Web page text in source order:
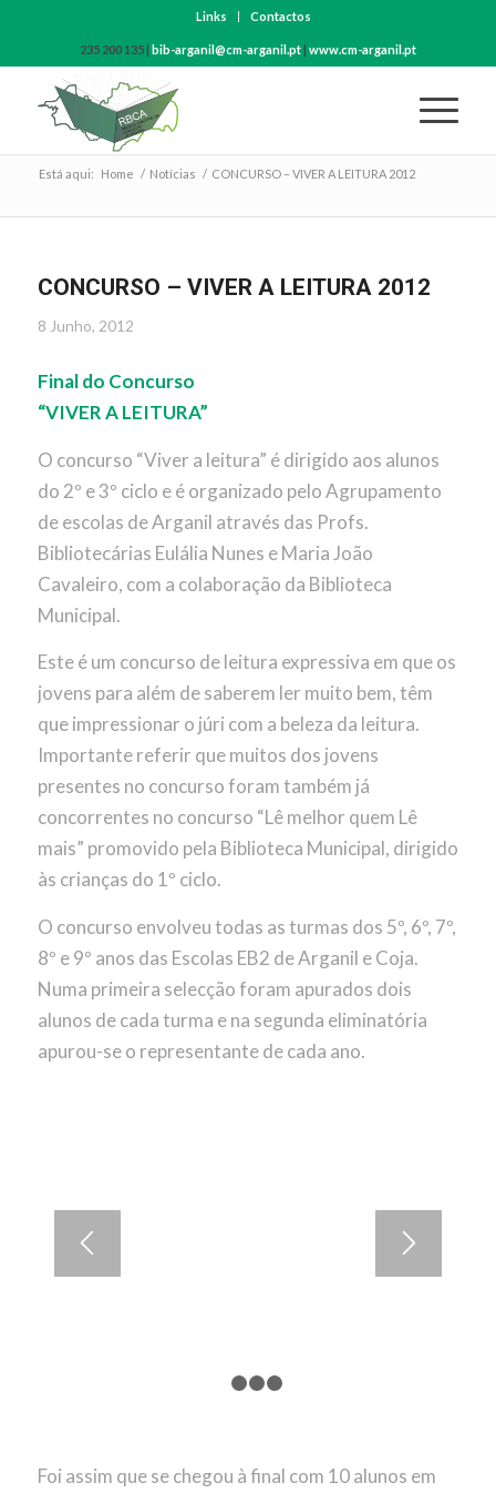
Links Contactos
235 200 135 | bib-arganil@cm-arganil.pt| www.cm-arganil.pt
Está aqui: Home / Notícias / CONCURSO – VIVER A LEITURA 2012
CONCURSO – VIVER A LEITURA 2012
8 Junho, 2012
Final do Concurso
“VIVER A LEITURA”
O concurso “Viver a leitura” é dirigido aos alunos
do 2º e 3º ciclo e é organizado pelo Agrupamento
de escolas de Arganil através das Profs.
Bibliotecárias Eulália Nunes e Maria João
Cavaleiro, com a colaboração da Biblioteca
Municipal.
Este é um concurso de leitura expressiva em que os
jovens para além de saberem ler muito bem, têm
que impressionar o júri com a beleza da leitura.
Importante referir que muitos dos jovens
presentes no concurso foram também já
concorrentes no concurso “Lê melhor quem Lê
mais” promovido pela Biblioteca Municipal, dirigido
às crianças do 1º ciclo.
O concurso envolveu todas as turmas dos 5º, 6º, 7º,
8º e 9º anos das Escolas EB2 de Arganil e Coja.
Numa primeira selecção foram apurados dois
alunos de cada turma e na segunda eliminatória
apurou-se o representante de cada ano.
Foi assim que se chegou à final com 10 alunos em